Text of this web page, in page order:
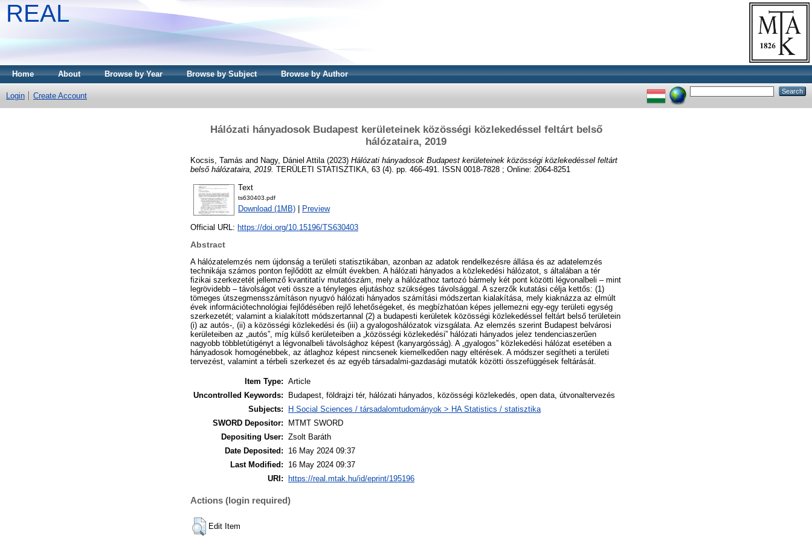
REAL
Home About Browse by Year Browse by Subject Browse by Author
Login Create Account
Hálózati hányadosok Budapest kerületeinek közösségi közlekedéssel feltárt belső
hálózataira, 2019
Kocsis, Tamás and Nagy, Dániel Attila (2023) Hálózati hányadosok Budapest kerületeinek közösségi közlekedéssel feltárt
belső hálózataira, 2019. TERÜLETI STATISZTIKA, 63 (4). pp. 466-491. ISSN 0018-7828 ; Online: 2064-8251
Text
ts630403.pdf
Download (1MB) Preview
Official URL: https://doi.org/10.15196/TS630403
Abstract
A hálózatelemzés nem újdonság a területi statisztikában, azonban az adatok rendelkezésre állása és az adatelemzés
technikája számos ponton fejlődött az elmúlt években. A hálózati hányados a közlekedési hálózatot, s általában a tér
fizikai szerkezetét jellemző kvantitatív mutatószám, mely a hálózathoz tartozó bármely két pont közötti légvonalbeli – mint
legrövidebb – távolságot veti össze a tényleges eljutáshoz szükséges távolsággal. A szerzők kutatási célja kettős: (1)
tömeges útszegmensszámításon nyugvó hálózati hányados számítási módszertan kialakítása, mely kiaknázza az elmúlt
évek információtechnológiai fejlődésében rejlő lehetőségeket, és megbízhatóan képes jellemezni egy-egy területi egység
szerkezetét; valamint a kialakított módszertannal (2) a budapesti kerületek közösségi közlekedéssel feltárt belső területein
(i) az autós-, (ii) a közösségi közlekedési és (iii) a gyalogoshálózatok vizsgálata. Az elemzés szerint Budapest belvárosi
kerületeiben az „autós”, míg külső kerületeiben a „közösségi közlekedési” hálózati hányados jelez tendenciaszerűen
nagyobb többletútigényt a légvonalbeli távolsághoz képest (kanyargósság). A „gyalogos” közlekedési hálózat esetében a
hányadosok homogénebbek, az átlaghoz képest nincsenek kiemelkedően nagy eltérések. A módszer segítheti a területi
tervezést, valamint a térbeli szerkezet és az egyéb társadalmi-gazdasági mutatók közötti összefüggések feltárását.
Item Type: Article
Uncontrolled Keywords:
Budapest, földrajzi tér, hálózati hányados, közösségi közlekedés, open data, útvonaltervezés
Subjects:
H Social Sciences / társadalomtudományok > HA Statistics / statisztika
SWORD Depositor:
MTMT SWORD
Depositing User: Zsolt Baráth
Date Deposited:
16 May 2024 09:37
Last Modified:
16 May 2024 09:37
URI:
https://real.mtak.hu/id/eprint/195196
Actions (login required)
Edit Item